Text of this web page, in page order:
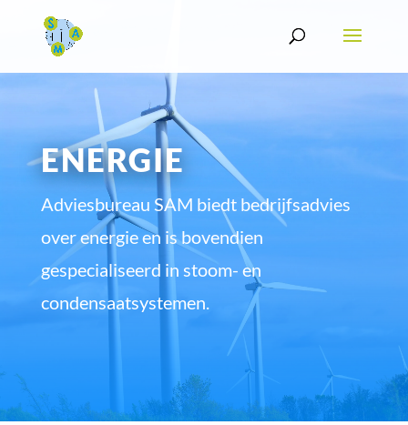
ENERGIE
Adviesbureau SAM biedt bedrijfsadvies
over energie en is bovendien
gespecialiseerd in stoom- en
condensaatsystemen.